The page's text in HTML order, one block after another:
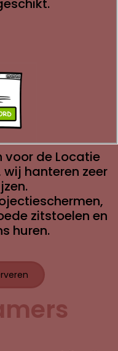
voor de Locatie
hanteren zeer
zitstoelen en
huren.